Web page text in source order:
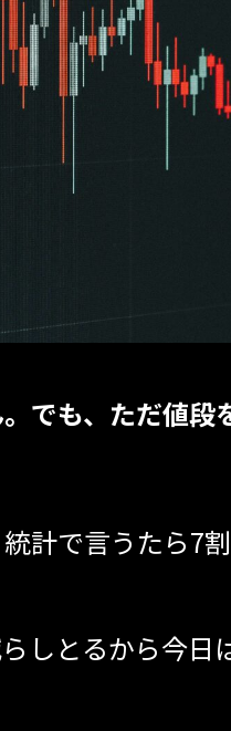
でも、ただ値
計で言うたら7
しとるから今